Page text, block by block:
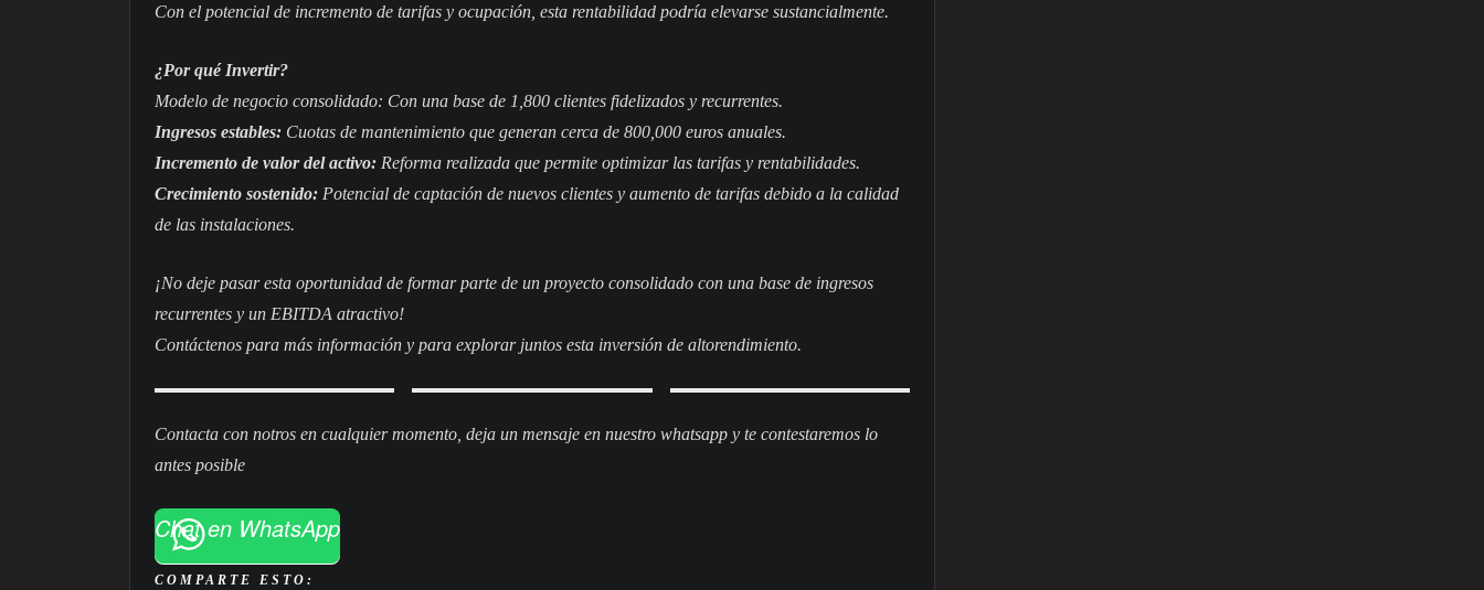
Con el potencial de incremento de tarifas y ocupación, esta rentabilidad podría elevarse sustancialmente.
¿Por qué Invertir?
Modelo de negocio consolidado: Con una base de 1,800 clientes fidelizados y recurrentes.
Ingresos estables: Cuotas de mantenimiento que generan cerca de 800,000 euros anuales.
Incremento de valor del activo: Reforma realizada que permite optimizar las tarifas y rentabilidades.
Crecimiento sostenido: Potencial de captación de nuevos clientes y aumento de tarifas debido a la calidad
de las instalaciones.
¡No deje pasar esta oportunidad de formar parte de un proyecto consolidado con una base de ingresos
recurrentes y un EBITDA atractivo!
Contáctenos para más información y para explorar juntos esta inversión de altorendimiento.
Contacta con notros en cualquier momento, deja un mensaje en nuestro whatsapp y te contestaremos lo
antes posible
Chat en WhatsApp
COMPARTE ESTO: